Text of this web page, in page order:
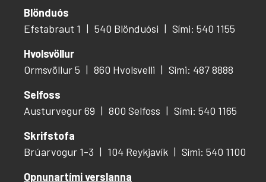
Blönduós
Efstabraut 1
540 Blönduósi
Sími: 540 1155
Hvolsvöllur
Ormsvöllur 5
860 Hvolsvelli
Sími: 487 8888
Selfoss
Austurvegur 69
800 Selfoss
Sími: 540 1165
Skrifstofa
Brúarvogur 1-3
104 Reykjavík
Sími: 540 1100
Opnunartími verslanna